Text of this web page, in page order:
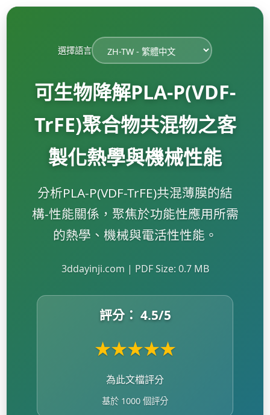
選擇語言
可生物降解PLA-P(VDF-
TrFE)聚合物共混物之客
製化熱學與機械性能
分析PLA-P(VDF-TrFE)共混薄膜的結
構-性能關係，聚焦於功能性應用所需
的熱學、機械與電活性性能。
3ddayinji.com | PDF Size: 0.7 MB
評分： 4.5/5
★★★★★
為此文檔評分
基於 1000 個評分